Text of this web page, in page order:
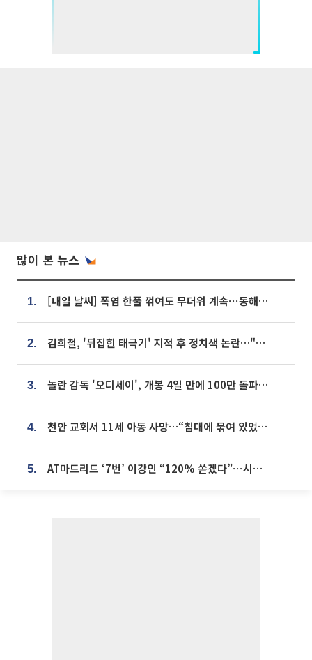
많이 본 뉴스
1. [내일 날씨] 폭염 한풀 꺾여도 무더위 계속⋯동해안 이틀 연속 비
2. 김희철, '뒤집힌 태극기' 지적 후 정치색 논란…"좌우 떠나 우리나라 국기"
3. 놀란 감독 '오디세이', 개봉 4일 만에 100만 돌파⋯'왕사남' 보다 빠르다
4. 천안 교회서 11세 아동 사망…“침대에 묶여 있었다” 진술 확보
5. AT마드리드 ‘7번’ 이강인 “120% 쏟겠다”⋯시메오네 감독 “필요한 선수”